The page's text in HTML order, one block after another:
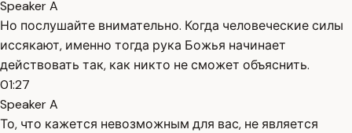
Speaker A
Но послушайте внимательно. Когда человеческие силы
иссякают, именно тогда рука Божья начинает
действовать так, как никто не сможет объяснить.
01:27
Speaker A
То, что кажется невозможным для вас, не является